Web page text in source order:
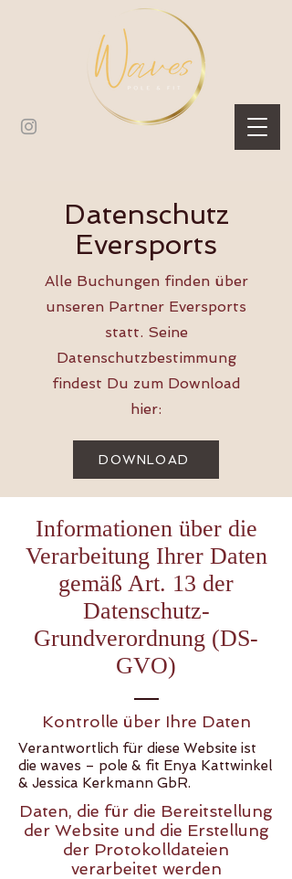
Datenschutz
Eversports
Alle Buchungen finden über
unseren Partner Eversports
statt. Seine
Datenschutzbestimmung
findest Du zum Download
hier:
DOWNLOAD
Informationen über die
Verarbeitung Ihrer Daten
gemäß Art. 13 der
Datenschutz-
Grundverordnung (DS-
GVO)
Kontrolle über Ihre Daten
Verantwortlich für diese Website ist
die waves – pole & fit Enya Kattwinkel
& Jessica Kerkmann GbR.
Daten, die für die Bereitstellung
der Website und die Erstellung
der Protokolldateien
verarbeitet werden